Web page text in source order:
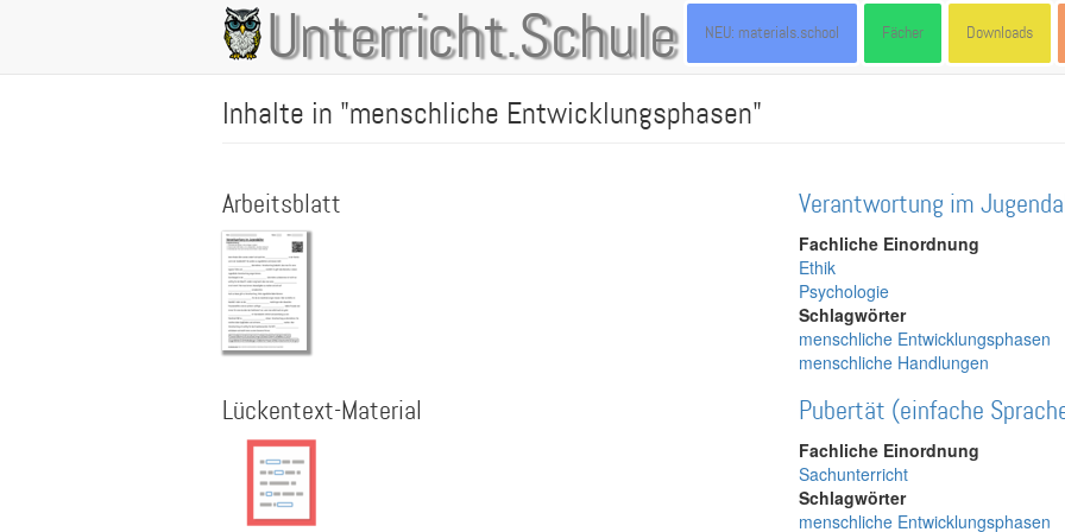
Unterricht.Schule
Main
navigation
NEU: materials.school Fächer Downloads
Inhalte in "menschliche Entwicklungsphasen"
Arbeitsblatt Verantwortung im
Fachliche Einordnung
Ethik
Psychologie
Schlagwörter
menschliche Entwicklungsphasen
menschliche Handlungen
Lückentext-Material Pubertät (einfache
Fachliche Einordnung
Sachunterricht
Schlagwörter
menschliche Entwicklungsphasen